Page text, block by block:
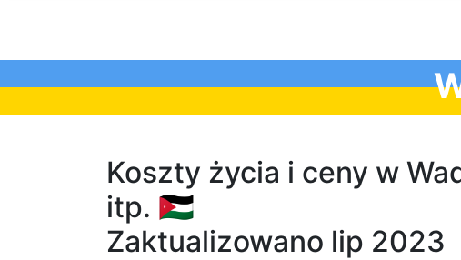
Koszty życia i ceny w
itp. 🇯🇴
Zaktualizowano lip 2023